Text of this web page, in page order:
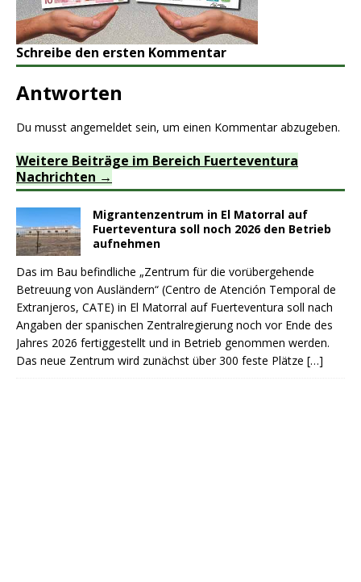
Schreibe den ersten Kommentar
Antworten
Du musst angemeldet sein, um einen Kommentar abzugeben.
Weitere Beiträge im Bereich Fuerteventura
Nachrichten
Migrantenzentrum in El Matorral auf
Fuerteventura soll noch 2026 den Betrieb
aufnehmen
Das im Bau befindliche „Zentrum für die vorübergehende
Betreuung von Ausländern“ (Centro de Atención Temporal de
Extranjeros, CATE) in El Matorral auf Fuerteventura soll nach
Angaben der spanischen Zentralregierung noch vor Ende des
Jahres 2026 fertiggestellt und in Betrieb genommen werden.
Das neue Zentrum wird zunächst über 300 feste Plätze […]